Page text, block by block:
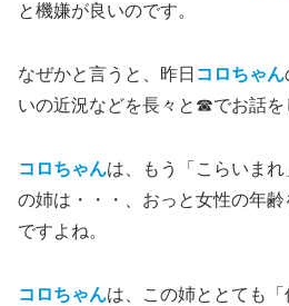
と機嫌が良いのです。
なぜかと言うと、昨日 コロちゃん
いの近況などを長々と☎でお話を
コロちゃんは、もう「こらいま
の姉は・・・、おっと女性の年
ですよね。
コロちゃんは、この姉ととても「